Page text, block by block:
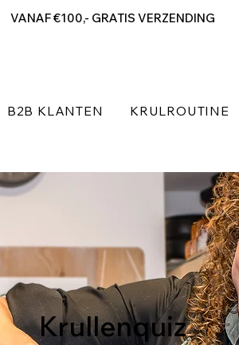
VANAF €100,- GRATIS VERZENDING
B2B KLANTEN KRULROUTINE
Krullenquiz